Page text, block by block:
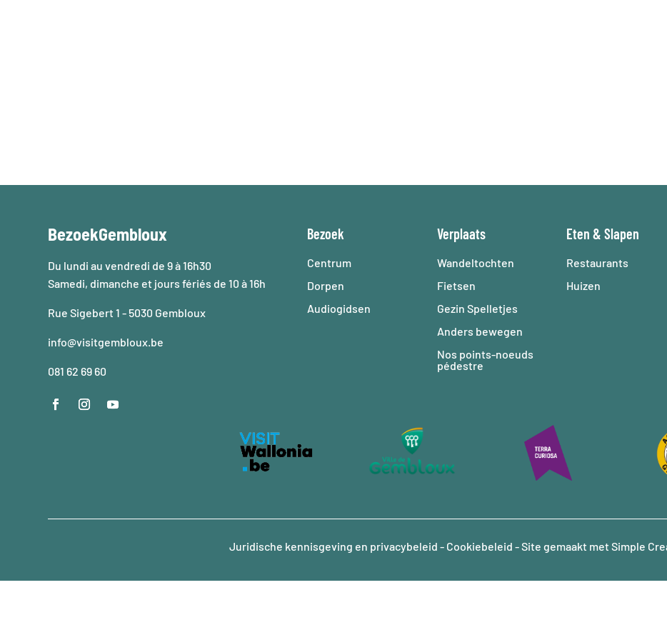
BezoekGembloux
Du lundi au vendredi de 9 à 16h30
Samedi, dimanche et jours fériés de 10 à 16h
Rue Sigebert 1 - 5030 Gembloux
info@visitgembloux.be
081 62 69 60
Bezoek
Centrum
Dorpen
Audiogidsen
Verplaats
Wandeltochten
Fietsen
Gezin Spelletjes
Anders bewegen
Nos points-noeuds
pédestre
Eten & Slapen
Restaurants
Huizen
Juridische kennisgeving en privacybeleid - Cookiebeleid - Site gemaakt metSimple